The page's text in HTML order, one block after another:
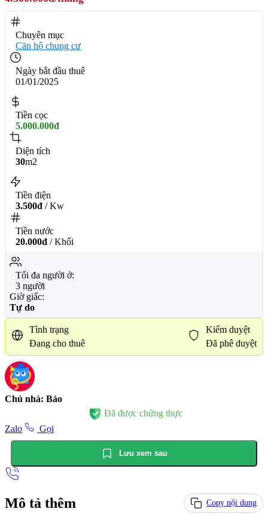
Chuyên mục
Căn hộ chung cư
Ngày bắt đầu thuê
01/01/2025
Tiền cọc
5.000.000đ
Diện tích
30m2
Tiền điện
3.500đ / Kw
Tiền nước
20.000đ / Khối
Tối đa người ở:
3 người
Giờ giấc:
Tự do
Tình trạng
Đang cho thuê
Kiểm duyệt
Đã phê duyệt
Chủ nhà: Bảo
Đã được chứng thực
Zalo
Gọi
Lưu xem sau
Mô tả thêm Copy nội dung